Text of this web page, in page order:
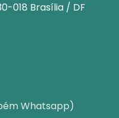
018 Brasília / DF
Whatsapp)